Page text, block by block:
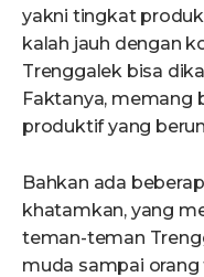
yakni tingkat
kalah jauh dengan
Trenggalek bisa
Faktanya, memang
produktif yang
Bahkan ada
khatamkan, yang
teman-teman
muda sampai